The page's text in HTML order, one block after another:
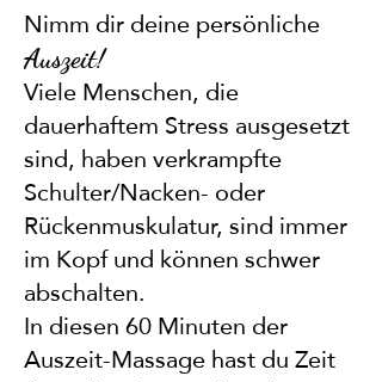
Nimm dir deine persönliche
Auszeit!
Viele Menschen, die
dauerhaftem Stress ausgesetzt
sind, haben verkrampfte
Schulter/Nacken- oder
Rückenmuskulatur, sind immer
im Kopf und können schwer
abschalten.
In diesen 60 Minuten der
Auszeit-Massage hast du Zeit